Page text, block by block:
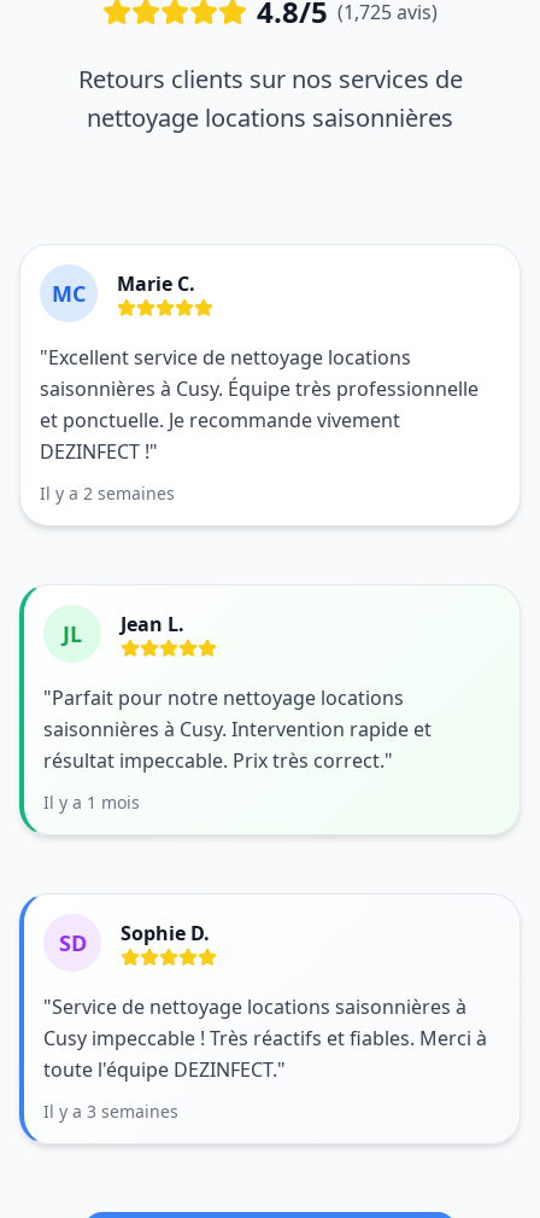
4.8/5 (1,725 avis)
Retours clients sur nos services de
nettoyage locations saisonnières
MC Marie C.
"Excellent service de nettoyage locations
saisonnières à Cusy. Équipe très professionnelle
et ponctuelle. Je recommande vivement
DEZINFECT !"
Il y a 2 semaines
JL Jean L.
"Parfait pour notre nettoyage locations
saisonnières à Cusy. Intervention rapide et
résultat impeccable. Prix très correct."
Il y a 1 mois
SD Sophie D.
"Service de nettoyage locations saisonnières à
Cusy impeccable ! Très réactifs et fiables. Merci à
toute l'équipe DEZINFECT."
Il y a 3 semaines